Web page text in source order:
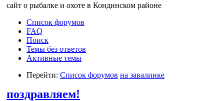
сайт о рыбалке и охоте в Кондинском районе
Список форумов
FAQ
Поиск
Темы без ответов
Активные темы
Перейти: Список форумов на завалинке
поздравляем!